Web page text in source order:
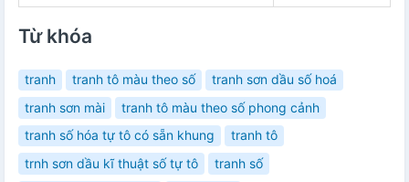
Từ khóa
tranh tranh tô màu theo số
tranh sơn dầu số hoá
tranh sơn mài
tranh tô màu theo số phong cảnh
tranh số hóa tự tô có sẵn khung
tranh tô
trnh sơn dầu kĩ thuật số tự tô
tranh số